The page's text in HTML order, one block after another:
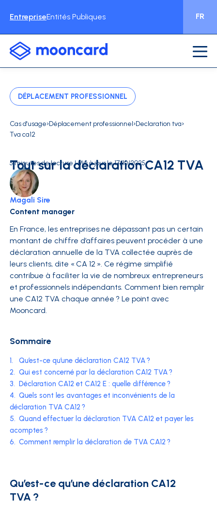
EntrepriseEntités Publiques FR
DÉPLACEMENT PROFESSIONNEL
Cas d'usage›Déplacement professionnel›Declaration tva›
Tva ca12
Tout sur la déclaration CA12 TVA
5 minutes de lecture | Mis à jour le 17/10/2025
Magali Sire
Content manager
En France, les entreprises ne dépassant pas un certain
montant de chiffre d’affaires peuvent procéder à une
déclaration annuelle de la TVA collectée auprès de
leurs clients, dite « CA 12 ». Ce régime simplifié
contribue à faciliter la vie de nombreux entrepreneurs
et professionnels indépendants. Comment bien remplir
une CA12 TVA chaque année ? Le point avec
Mooncard.
Sommaire
1.
Qu’est-ce qu’une déclaration CA12 TVA ?
2. Qui est concerné par la déclaration CA12 TVA ?
3. Déclaration CA12 et CA12 E : quelle différence ?
4. Quels sont les avantages et inconvénients de la
déclaration TVA CA12 ?
5. Quand effectuer la déclaration TVA CA12 et payer les
acomptes ?
6. Comment remplir la déclaration de TVA CA12 ?
Qu’est-ce qu’une déclaration CA12
TVA ?